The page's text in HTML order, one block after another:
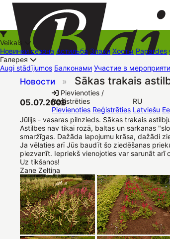
+37126545879 baizas@baizas.lv
Pievienoties /
Reģistrēties
Pievienoties Reģistrēties
RU
Latviešu
Veikals
Новинки сезона Астильба Злаки Хосты Papardes
Галерея
Augi stādījumos Балконами Участие в
Новости » Sākas trakais
05.07.2009
Jūlijs - vasaras pilnzieds. Sākas trakais
Astilbes nav tikai rozā, baltas un sarkanas
smaržīgas. Dažāda lapojumu krāsa, dažādi
Ja vēlaties arī Jūs baudīt šo ziedēšanas
piezvanīt. Iepriekš vienojoties var sarunāt arī
Uz tikšanos!
Zane Zeltiņa